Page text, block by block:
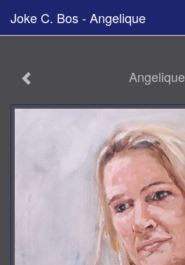
Joke C. Bos - Angelique
Angelique